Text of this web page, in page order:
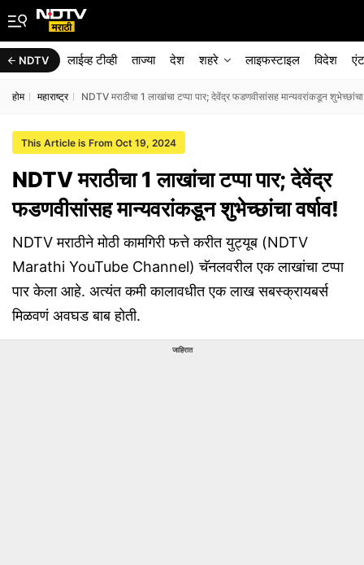
NDTV लाईव्ह टीव्ही ताज्या देश शहरे लाइफस्टाइल विदेश
होम महाराष्ट्र NDTV मराठीचा 1 लाखांचा टप्पा पार; देवेंद्र फडणवीसांसह मान्यवरांकडून शुभेच्छांचा
This Article is From Oct 19, 2024
NDTV मराठीचा 1 लाखांचा टप्पा पार; देवेंद्र
फडणवीसांसह मान्यवरांकडून शुभेच्छांचा वर्षाव!
NDTV मराठीने मोठी कामगिरी फत्ते करीत युट्यूब (NDTV
Marathi YouTube Channel) चॅनलवरील एक लाखांचा टप्पा
पार केला आहे. अत्यंत कमी कालावधीत एक लाख सबस्क्रायबर्स
मिळवणं अवघड बाब होती.
जाहिरात